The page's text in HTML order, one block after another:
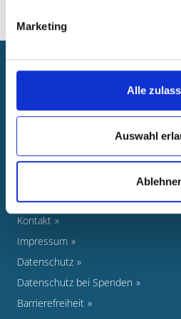
Marketing
Alle
Auswahl
Newsroom
Pressearbeit
Stellenausschreibungen
Ratsinformationssystem
Kontakt
Impressum
Datenschutz
Datenschutz bei Spenden
Barrierefreiheit